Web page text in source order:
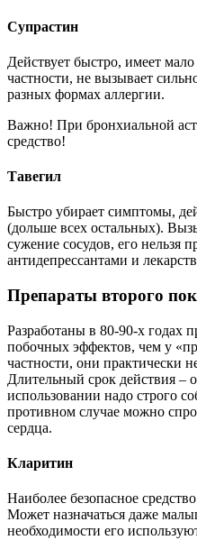
Супрастин
Действует быстро, имеет
частности, не вызывает
разных формах аллергии.
Важно! При бронхиальной
средство!
Тавегил
Быстро убирает симптомы,
(дольше всех остальных).
сужение сосудов, его нельзя
антидепрессантами и
Препараты второго
Разработаны в 80-90-х годах
побочных эффектов, чем у
частности, они практически
Длительный срок действия –
использовании надо строго
противном случае можно
сердца.
Кларитин
Наиболее безопасное
Может назначаться даже
необходимости его